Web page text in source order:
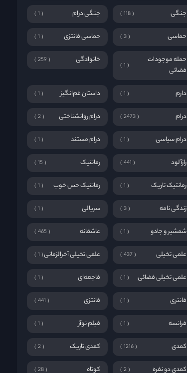
جنگی 118 جنگی درام 1
حماسی 3 حماسی فانتزی 1
حمله موجودات
فضائی
1
خانوادگی 259
دارم 1 داستان غم‌انگیز 1
درام 2473 درام روانشناختی 2
درام سیاسی 1 درام مستند 1
رازآلود 441 رمانتیک 15
رمانتیک تاریک 1 رمانتیک حس خوب 1
زندگی نامه 3 سریالی 1
شمشیر و جادو 1 عاشقانه 465
علمی تخیلی 437 علمی تخیلی آخرالزمانی 1
علمی تخیلی فضائی 1 فاجعه‌ای 1
فانتری 1 فانتزی 441
فرانسه 1 فیلم نوآر 1
کمدی 1216 کمدی تاریک 2
کمدی دو نفره 2 کوتاه 28